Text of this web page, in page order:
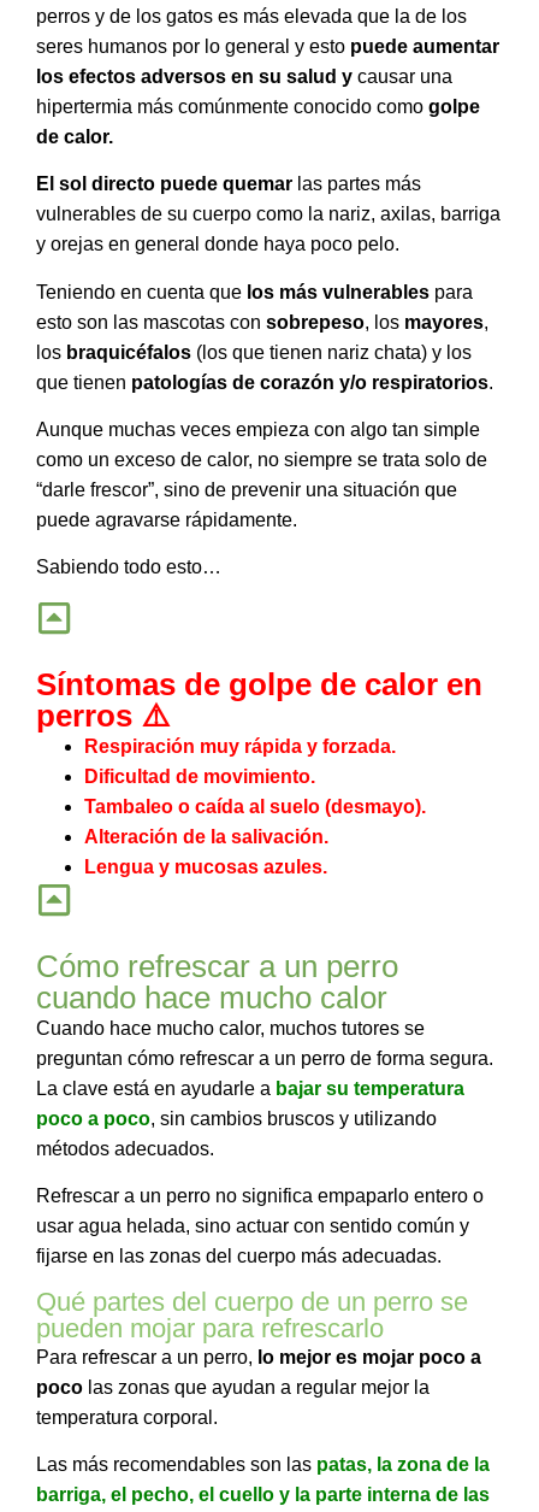
perros y de los gatos es más elevada que la de los
seres humanos por lo general y esto puede aumentar
los efectos adversos en su salud y causar una
hipertermia más comúnmente conocido como golpe
de calor.
El sol directo puede quemar las partes más
vulnerables de su cuerpo como la nariz, axilas, barriga
y orejas en general donde haya poco pelo.
Teniendo en cuenta que los más vulnerables para
esto son las mascotas con sobrepeso, los mayores,
los braquicéfalos (los que tienen nariz chata) y los
que tienen patologías de corazón y/o respiratorios.
Aunque muchas veces empieza con algo tan simple
como un exceso de calor, no siempre se trata solo de
“darle frescor”, sino de prevenir una situación que
puede agravarse rápidamente.
Sabiendo todo esto…
Síntomas de golpe de calor en
perros ⚠️
Respiración muy rápida y forzada.
Dificultad de movimiento.
Tambaleo o caída al suelo (desmayo).
Alteración de la salivación.
Lengua y mucosas azules.
Cómo refrescar a un perro
cuando hace mucho calor
Cuando hace mucho calor, muchos tutores se
preguntan cómo refrescar a un perro de forma segura.
La clave está en ayudarle a bajar su temperatura
poco a poco, sin cambios bruscos y utilizando
métodos adecuados.
Refrescar a un perro no significa empaparlo entero o
usar agua helada, sino actuar con sentido común y
fijarse en las zonas del cuerpo más adecuadas.
Qué partes del cuerpo de un perro se
pueden mojar para refrescarlo
Para refrescar a un perro, lo mejor es mojar poco a
poco las zonas que ayudan a regular mejor la
temperatura corporal.
Las más recomendables son las patas, la zona de la
barriga, el pecho, el cuello y la parte interna de las